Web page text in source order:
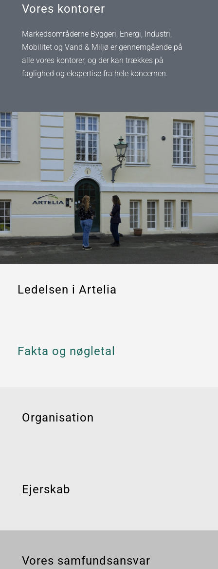
Vores kontorer
Markedsområderne Byggeri, Energi, Industri,
Mobilitet og Vand & Miljø er gennemgående på
alle vores kontorer, og der kan trækkes på
faglighed og ekspertise fra hele koncernen.
Ledelsen i Artelia
Fakta og nøgletal
Organisation
Ejerskab
Vores samfundsansvar